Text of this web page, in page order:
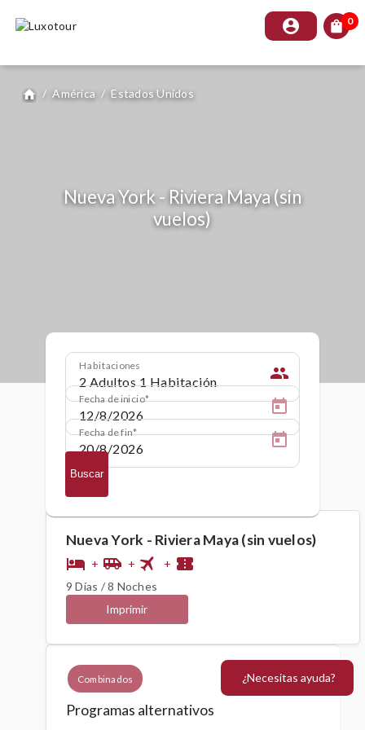
account_circle shopping_bag 0
home / América / Estados Unidos
Nueva York - Riviera Maya (sin
vuelos)
Habitaciones people
Fecha de inicio
Fecha de fin
Buscar
Combinados
Programas alternativos
Nueva York - Riviera Maya (sin vuelos)
hotel + airport_shuttle + flight + confirmation_number
9 Días / 8 Noches
Imprimir
¿Necesitas ayuda?